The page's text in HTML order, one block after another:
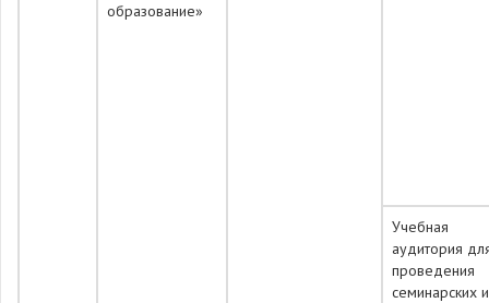
образование»
Учебная
аудитория
проведения
семинарских и